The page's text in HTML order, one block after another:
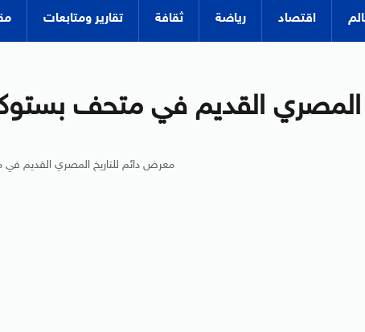
اقتصاد رياضة ثقافة تقارير ومتابعات
المصري القديم في متحف